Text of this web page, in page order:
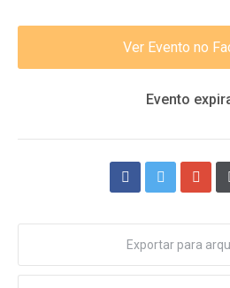
Ver Evento no
Evento
Exportar para